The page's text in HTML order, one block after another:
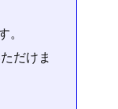
。
だけま